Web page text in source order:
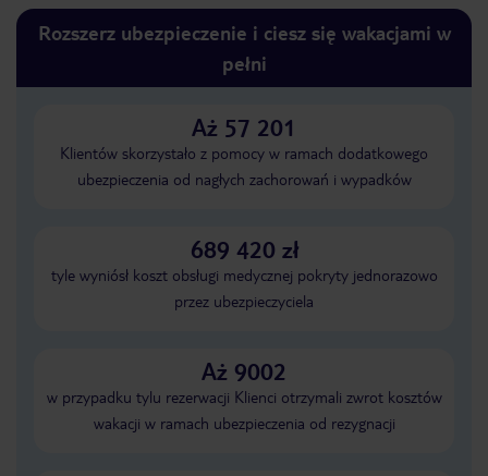
Rozszerz ubezpieczenie i ciesz się wakacjami w
pełni
Aż 57 201
Klientów skorzystało z pomocy w ramach dodatkowego
ubezpieczenia od nagłych zachorowań i wypadków
689 420 zł
tyle wyniósł koszt obsługi medycznej pokryty jednorazowo
przez ubezpieczyciela
Aż 9002
w przypadku tylu rezerwacji Klienci otrzymali zwrot kosztów
wakacji w ramach ubezpieczenia od rezygnacji